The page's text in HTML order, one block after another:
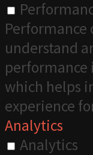
Performance
understand
performance
which helps
experience
Analytics
Analytics